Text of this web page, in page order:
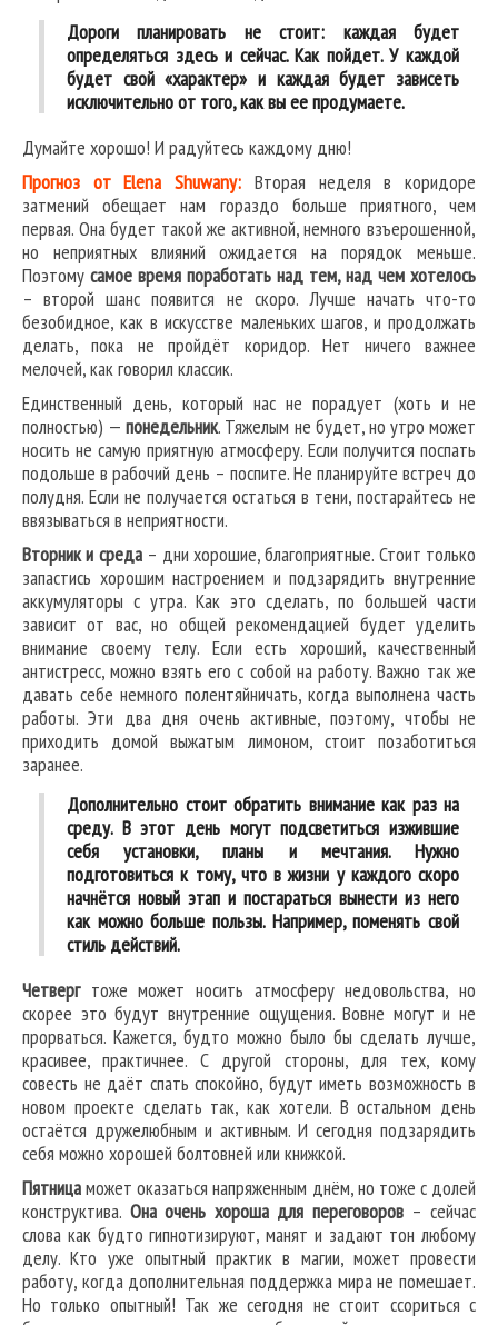
Дороги планировать не стоит: каждая будет
определяться здесь и сейчас. Как пойдет. У каждой
будет свой «характер» и каждая будет зависеть
исключительно от того, как вы ее продумаете.
Думайте хорошо! И радуйтесь каждому дню!
Прогноз от Elena Shuwany: Вторая неделя в коридоре
затмений обещает нам гораздо больше приятного, чем
первая. Она будет такой же активной, немного взъерошенной,
но неприятных влияний ожидается на порядок меньше.
Поэтому самое время поработать над тем, над чем хотелось
– второй шанс появится не скоро. Лучше начать что-то
безобидное, как в искусстве маленьких шагов, и продолжать
делать, пока не пройдёт коридор. Нет ничего важнее
мелочей, как говорил классик.
Единственный день, который нас не порадует (хоть и не
полностью) —понедельник. Тяжелым не будет, но утро может
носить не самую приятную атмосферу. Если получится поспать
подольше в рабочий день – поспите. Не планируйте встреч до
полудня. Если не получается остаться в тени, постарайтесь не
ввязываться в неприятности.
Вторник и среда– дни хорошие, благоприятные. Стоит только
запастись хорошим настроением и подзарядить внутренние
аккумуляторы с утра. Как это сделать, по большей части
зависит от вас, но общей рекомендацией будет уделить
внимание своему телу. Если есть хороший, качественный
антистресс, можно взять его с собой на работу. Важно так же
давать себе немного полентяйничать, когда выполнена часть
работы. Эти два дня очень активные, поэтому, чтобы не
приходить домой выжатым лимоном, стоит позаботиться
заранее.
Дополнительно стоит обратить внимание как раз на
среду. В этот день могут подсветиться изжившие
себя установки, планы и мечтания. Нужно
подготовиться к тому, что в жизни у каждого скоро
начнётся новый этап и постараться вынести из него
как можно больше пользы. Например, поменять свой
стиль действий.
Четвергтоже может носить атмосферу недовольства, но
скорее это будут внутренние ощущения. Вовне могут и не
прорваться. Кажется, будто можно было бы сделать лучше,
красивее, практичнее. С другой стороны, для тех, кому
совесть не даёт спать спокойно, будут иметь возможность в
новом проекте сделать так, как хотели. В остальном день
остаётся дружелюбным и активным. И сегодня подзарядить
себя можно хорошей болтовней или книжкой.
Пятницаможет оказаться напряженным днём, но тоже с долей
конструктива. Она очень хороша для переговоров– сейчас
слова как будто гипнотизируют, манят и задают тон любому
делу. Кто уже опытный практик в магии, может провести
работу, когда дополнительная поддержка мира не помешает.
Но только опытный! Так же сегодня не стоит ссориться с